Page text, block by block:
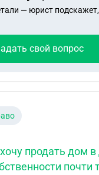
— юрист
свой вопрос
продать дом
почти